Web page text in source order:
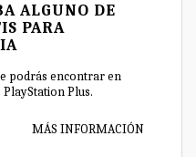
ALGUNO DE
PARA
podrás encontrar en
Plus.
MÁS INFORMACIÓN